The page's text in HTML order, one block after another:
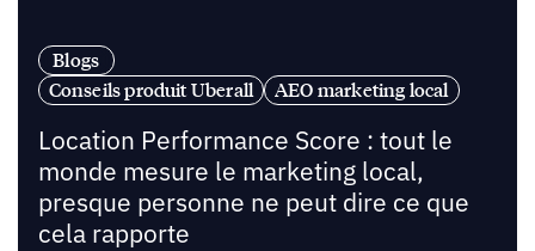
Blogs
Conseils produit Uberall
AEO marketing local
Location Performance Score : tout le
monde mesure le marketing local,
presque personne ne peut dire ce que
cela rapporte